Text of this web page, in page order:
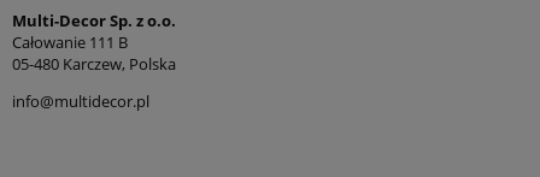
Multi-Decor Sp. z o.o.
Całowanie 111 B
05-480 Karczew, Polska
info@multidecor.pl